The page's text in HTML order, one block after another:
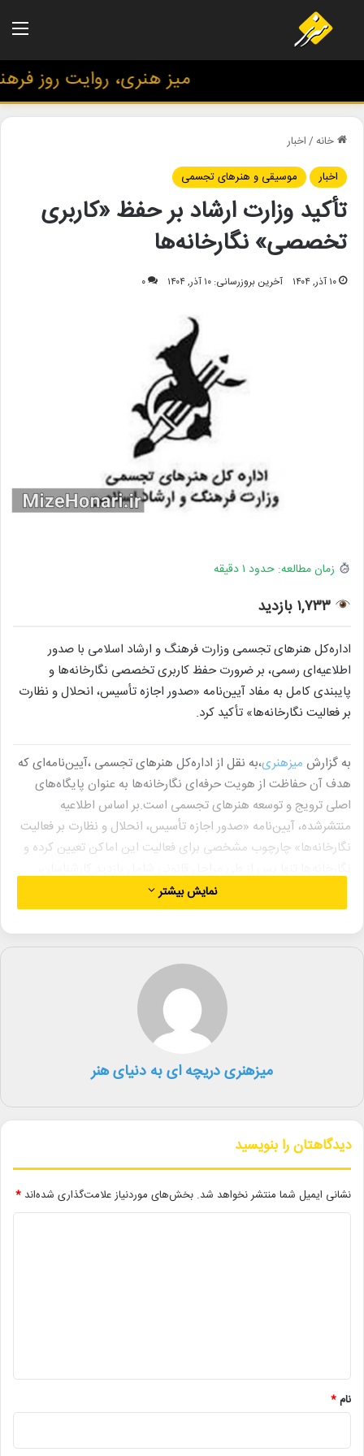
میز هنری، روایت روز
خانه/اخبار
اخبار
موسیقی و هنرهای تجسمی
تأکید وزارت ارشاد بر حفظ «کاربری
تخصصی» نگارخانه‌ها
۱۰ آذر, ۱۴۰۴ آخرین بروزرسانی: ۱۰ آذر, ۱۴۰۴ ۰
زمان مطالعه: حدود ۱ دقیقه
۱,۷۳۳ بازدید
اداره‌کل هنرهای تجسمی وزارت فرهنگ و ارشاد اسلامی با صدور
اطلاعیه‌ای رسمی، بر ضرورت حفظ کاربری تخصصی نگارخانه‌ها و
پایبندی کامل به مفاد آیین‌نامه «صدور اجازه تأسیس، انحلال و نظارت
بر فعالیت نگارخانه‌ها» تأکید کرد.
به گزارش میزهنری،به نقل از اداره‌کل هنرهای تجسمی ،آیین‌نامه‌ای که
هدف آن حفاظت از هویت حرفه‌ای نگارخانه‌ها به عنوان پایگاه‌های
اصلی ترویج و توسعه هنرهای تجسمی است.بر اساس اطلاعیه
منتشرشده، آیین‌نامه «صدور اجازه تأسیس، انحلال و نظارت بر فعالیت
نگارخانه‌ها» چارچوب مشخصی برای فعالیت این اماکن تعیین کرده و
احراز شرایط فنی و فرهنگی و دریافت تأییدیه‌های لازم از جمله پلیس
نظارت بر اماکن عمومی، اجازه فعالیت تخصصی در حوزه هنرهای
تجسمی را دریافت می‌کنند.در این گزارش تأکید شده است که فعالیت
نگارخانه‌ها باید بر نمایش و عرضه آثار تجسمی و برنامه‌هایی منطبق با
مأموریت هنری آن‌ها متمرکز باشد. طبق آیین‌نامه، برگزاری نشست‌های
غیرتخصصی، اجراهای موسیقایی یا نمایشی و همچنین مراسم یا
پذیرایی‌هایی که خارج از شأن و کارکرد فرهنگی نگارخانه باشد، در زمره
فعالیت‌های غیرمجاز قرار می‌گیرد.بررسی‌ها نشان می‌دهد که در صورت
مشاهده چنین تخلفاتی، اقدامات قانونی شامل تذکر، تعلیق یا حتی لغو
مجوز، متناسب با نوع و میزان تخلف، قابل اعمال است. در همین راستا،
اداره‌کل هنرهای تجسمی خواستار افزایش دقت و حساسیت مدیران
فرهنگی استان‌ها در روند نظارت شده و از آن‌ها خواسته است گزارش
اقدامات و نتایج رسیدگی‌ها را به این اداره‌کل ارسال کنند.نگارخانه‌ها
به‌عنوان یکی از اصلی‌ترین بسترهای ارتباطی میان هنرمندان و مخاطبان
هنرهای تجسمی شناخته می‌شوند و کارشناسان معتقدند اجرای دقیق
آیین‌نامه، نقش مؤثری در حفظ استانداردهای حرفه‌ای این فضاها و
نمایش بیشتر
میزهنری دریچه ای به دنیای هنر
دیدگاهتان را بنویسید
نشانی ایمیل شما منتشر نخواهد شد. بخش‌های موردنیاز علامت‌گذاری شده‌اند *
نام*